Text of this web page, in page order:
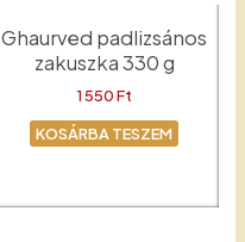
Ghaurved padlizsános
zakuszka 330 g
1 550Ft
KOSÁRBA TESZEM